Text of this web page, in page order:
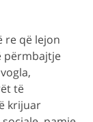
re që lejon
përmbajtje
të
krijuar